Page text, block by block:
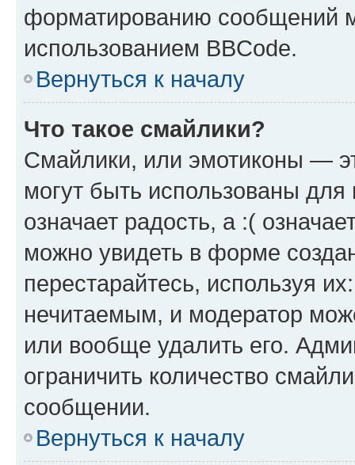
форматированию сообщений
использованием BBCode.
Вернуться к началу
Что такое смайлики?
Смайлики, или эмотиконы —
могут быть использованы
означает радость, а :(
можно увидеть в форме
перестарайтесь, используя
нечитаемым, и модератор
или вообще удалить его.
ограничить количество
сообщении.
Вернуться к началу